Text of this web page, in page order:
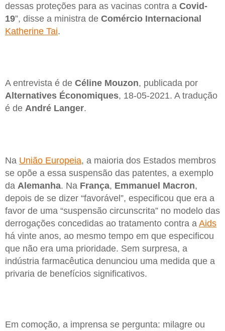
dessas proteções para as vacinas contra a Covid-
19”, disse a ministra de Comércio Internacional
Katherine Tai.
A entrevista é de Céline Mouzon, publicada por
Alternatives Économiques, 18-05-2021. A tradução
é de André Langer.
Na União Europeia, a maioria dos Estados membros
se opõe a essa suspensão das patentes, a exemplo
da Alemanha. Na França, Emmanuel Macron,
depois de se dizer “favorável”, especificou que era a
favor de uma “suspensão circunscrita” no modelo das
derrogações concedidas ao tratamento contra a Aids
há vinte anos, ao mesmo tempo em que especificou
que não era uma prioridade. Sem surpresa, a
indústria farmacêutica denunciou uma medida que a
privaria de benefícios significativos.
Em comoção, a imprensa se pergunta: milagre ou